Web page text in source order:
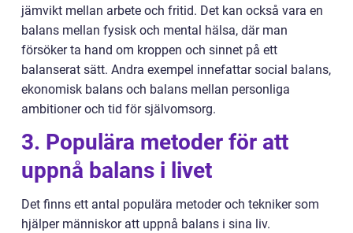
jämvikt mellan arbete och fritid. Det kan också vara en
balans mellan fysisk och mental hälsa, där man
försöker ta hand om kroppen och sinnet på ett
balanserat sätt. Andra exempel innefattar social balans,
ekonomisk balans och balans mellan personliga
ambitioner och tid för självomsorg.
3. Populära metoder för att
uppnå balans i livet
Det finns ett antal populära metoder och tekniker som
hjälper människor att uppnå balans i sina liv.